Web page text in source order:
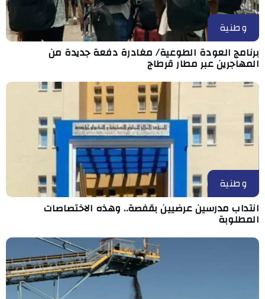
وطنية
برنامج العودة الطوعية/ مغادرة دفعة جديدة من
المهاجرين عبر مطار قرطاج
وطنية
انتداب مدرسين عرضيين بقفصة.. وهذه الاختصاصات
المطلوبة